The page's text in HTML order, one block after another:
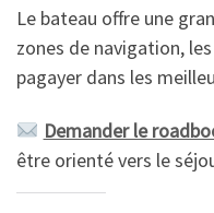
Le bateau offre une
zones de navigation,
pagayer dans les
Demander le
être orienté vers le